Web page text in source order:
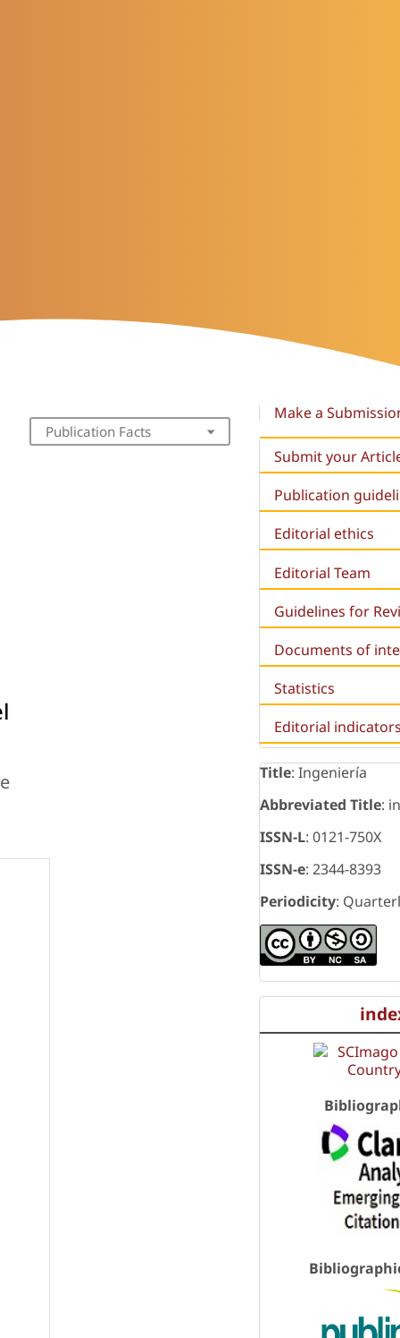
Publication Facts
Make a
Submit your
Publication
Editorial ethics
Editorial Team
Guidelines for
Documents of
Statistics
Editorial
Title: Ingeniería
Abbreviated Title:
ISSN-L: 0121-750X
ISSN-e: 2344-8393
Periodicity: